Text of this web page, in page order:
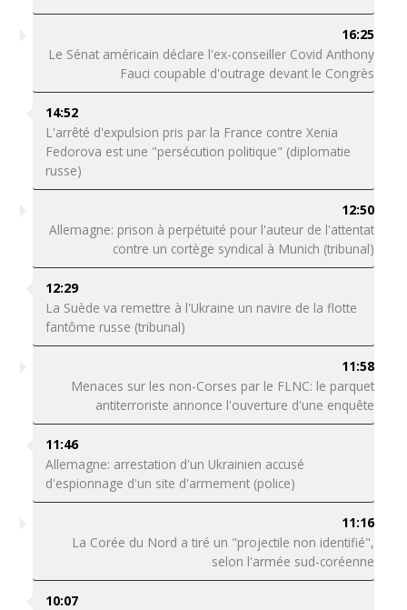
16:25
Le Sénat américain déclare l'ex-conseiller Covid Anthony
Fauci coupable d'outrage devant le Congrès
14:52
L'arrêté d'expulsion pris par la France contre Xenia
Fedorova est une "persécution politique" (diplomatie
russe)
12:50
Allemagne: prison à perpétuité pour l'auteur de l'attentat
contre un cortège syndical à Munich (tribunal)
12:29
La Suède va remettre à l'Ukraine un navire de la flotte
fantôme russe (tribunal)
11:58
Menaces sur les non-Corses par le FLNC: le parquet
antiterroriste annonce l'ouverture d'une enquête
11:46
Allemagne: arrestation d'un Ukrainien accusé
d'espionnage d'un site d'armement (police)
11:16
La Corée du Nord a tiré un "projectile non identifié",
selon l'armée sud-coréenne
10:07